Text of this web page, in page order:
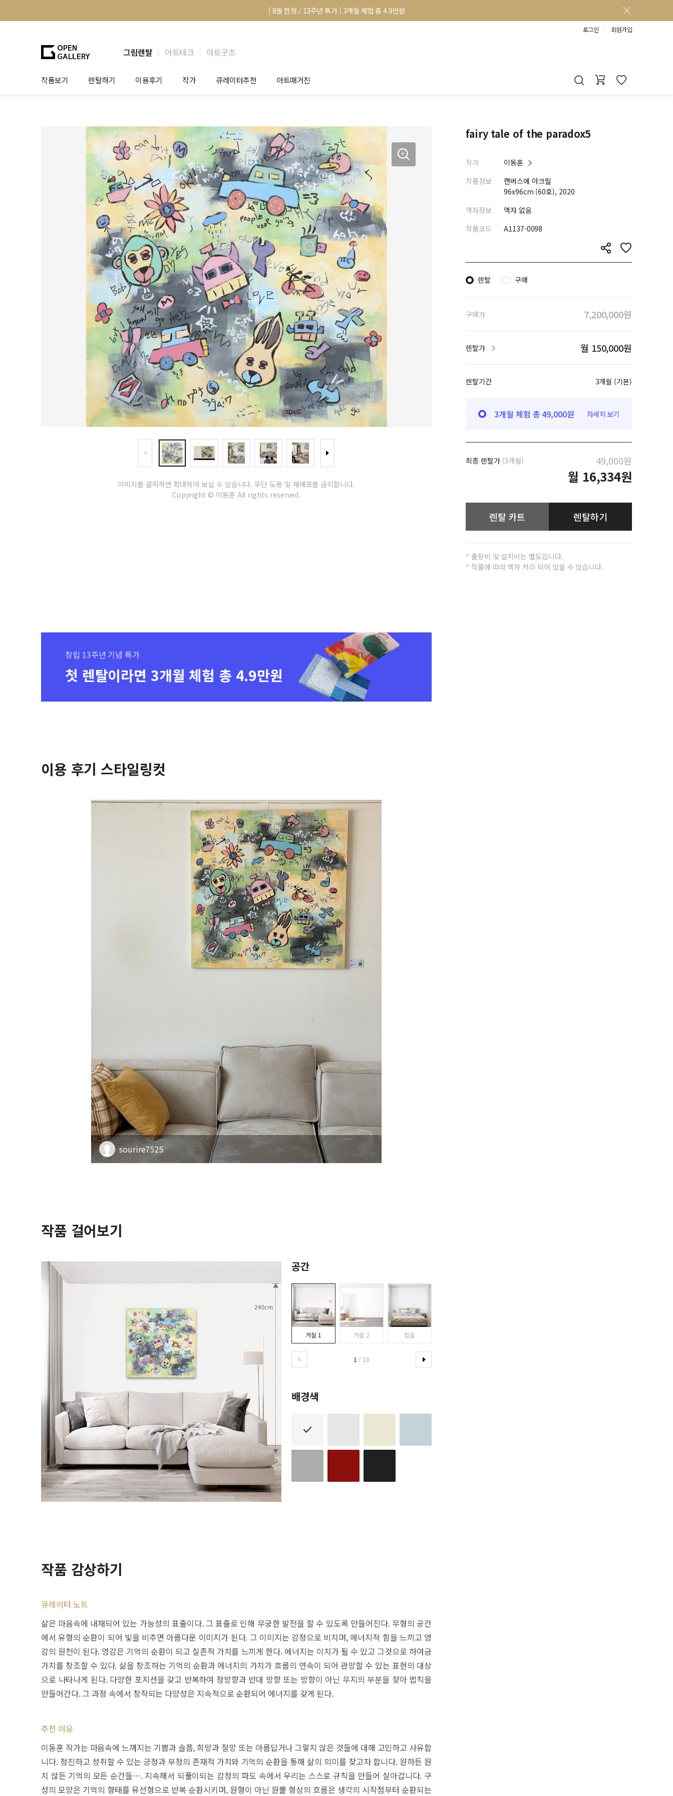
[ 8월 한정 / 13주년 특가 ] 3개월 체험 총 4.9만원
로그인 회원가입
그림렌탈 아트테크 아트굿즈
작품보기 렌탈하기
법인상담
기프트카드
이용후기
법인 고객
셀럽 인터뷰
작가
작가공모
큐레이터추천
작품선택 Tip
그림인테리어 Tip
테마별 추천
아트매거진
미술 이야기
아트 딕셔너리
이미지를 클릭하면 확대하여 보실 수 있습니다. 무단 도용 및 재배포를 금지합니다.
Copyright © 이동훈 All rights reserved.
fairy tale of the paradox5
작가
이동훈
작품정보
캔버스에 아크릴
96x96cm (60호), 2020
액자정보
액자 없음
작품코드
A1137-0098
렌탈 구매
구매가 7,200,000원
렌탈가 월 150,000원
렌탈기간 3개월 (기본)
3개월 체험 총 49,000원 자세히 보기
최종 렌탈가(3개월) 49,000원
월 16,334원
렌탈 카트 렌탈하기
* 출장비 및 설치비는 별도입니다.
* 작품에 따라 액자 처리 되어 있을 수 있습니다.
창립 13주년 기념 특가
첫 렌탈이라면 3개월 체험 총 4.9만원
이용 후기 스타일링컷
sourire7525
작품 걸어보기
공간
거실 1 거실 2 침실
1 / 10
배경색
작품 감상하기
큐레이터 노트
삶은 마음속에 내재되어 있는 가능성의 표출이다. 그 표출로 인해 무궁한 발전을 할 수 있도록 만들어진다. 무형의 공간
에서 유형의 순환이 되어 빛을 비추면 아름다운 이미지가 된다. 그 이미지는 감정으로 비치며, 에너지적 힘을 느끼고 영
감의 원천이 된다. 영감은 기억의 순환이 되고 실존적 가치를 느끼게 한다. 에너지는 이치가 될 수 있고 그것으로 하여금
가치를 창조할 수 있다. 삶을 창조하는 기억의 순환과 에너지의 가치가 흐름의 연속이 되어 관망할 수 있는 표현의 대상
으로 나타나게 된다. 다양한 포지션을 갖고 반복하여 정방향과 반대 방향 또는 방향이 아닌 무지의 부분을 찾아 법칙을
만들어간다. 그 과정 속에서 창작되는 다양성은 지속적으로 순환되어 에너지를 갖게 된다.
추천 이유
이동훈 작가는 마음속에 느껴지는 기쁨과 슬픔, 희망과 절망 또는 아름답거나 그렇지 않은 것들에 대해 고민하고 사유합
니다. 정진하고 성취할 수 있는 긍정과 부정의 존재적 가치와 기억의 순환을 통해 삶의 의미를 찾고자 합니다. 원하든 원
치 않든 기억의 모든 순간들…. 지속해서 되풀이되는 감정의 파도 속에서 우리는 스스로 규칙을 만들어 살아갑니다. 구
성의 모양은 기억의 형태를 유선형으로 반복 순환시키며, 원형이 아닌 원뿔 형상의 흐름은 생각의 시작점부터 순환되는